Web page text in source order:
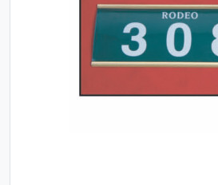
Previous